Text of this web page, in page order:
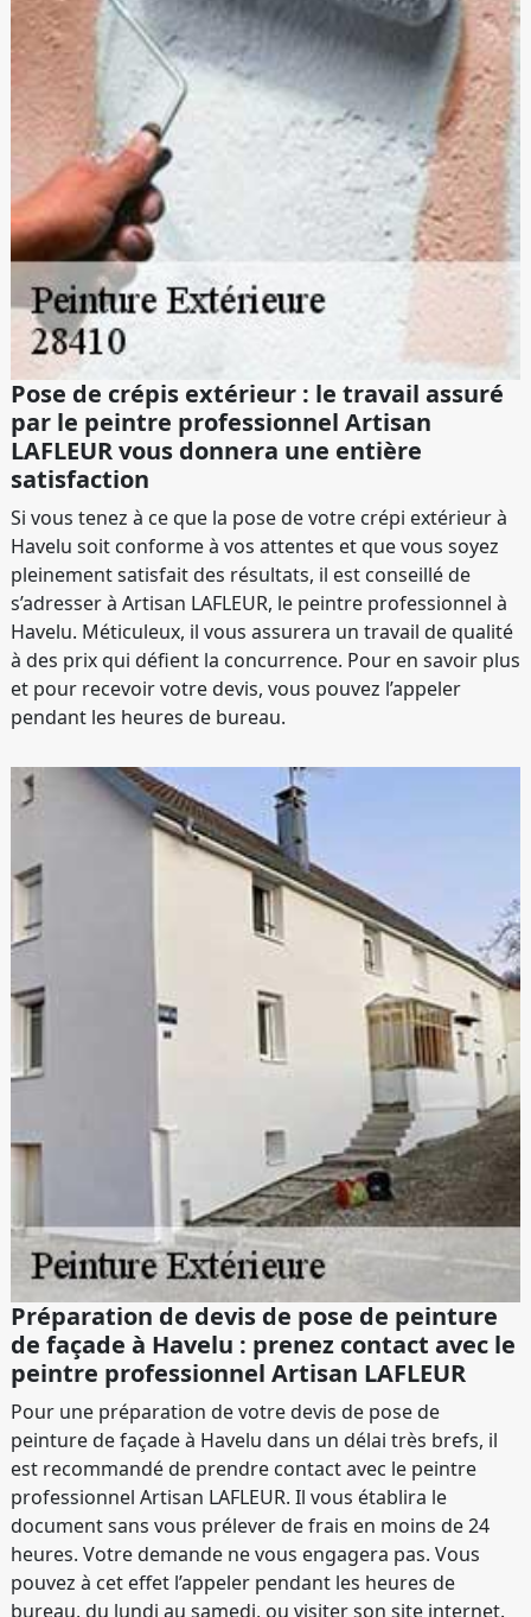
Pose de crépis extérieur : le travail assuré
par le peintre professionnel Artisan
LAFLEUR vous donnera une entière
satisfaction
Si vous tenez à ce que la pose de votre crépi extérieur à
Havelu soit conforme à vos attentes et que vous soyez
pleinement satisfait des résultats, il est conseillé de
s’adresser à Artisan LAFLEUR, le peintre professionnel à
Havelu. Méticuleux, il vous assurera un travail de qualité
à des prix qui défient la concurrence. Pour en savoir plus
et pour recevoir votre devis, vous pouvez l’appeler
pendant les heures de bureau.
Préparation de devis de pose de peinture
de façade à Havelu : prenez contact avec le
peintre professionnel Artisan LAFLEUR
Pour une préparation de votre devis de pose de
peinture de façade à Havelu dans un délai très brefs, il
est recommandé de prendre contact avec le peintre
professionnel Artisan LAFLEUR. Il vous établira le
document sans vous prélever de frais en moins de 24
heures. Votre demande ne vous engagera pas. Vous
pouvez à cet effet l’appeler pendant les heures de
bureau, du lundi au samedi, ou visiter son site internet.